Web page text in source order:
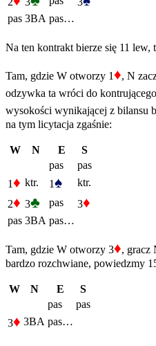
pas 3BA pas…
Na ten kontrakt bierze się 11 lew,
Tam, gdzie W otworzy 1♦, N
odzywka ta wróci do
wysokości wynikającej z bilansu
na tym licytacja zgaśnie:
W N E
S
pas
pas
1♦ ktr. 1♠
ktr.
2♦ 3♣ pas 3♦
pas 3BA pas…
Tam, gdzie W otworzy 3♦, gracz
bardzo rozchwiane, powiedzmy
W N E
S
pas
pas
3♦ 3BA pas…